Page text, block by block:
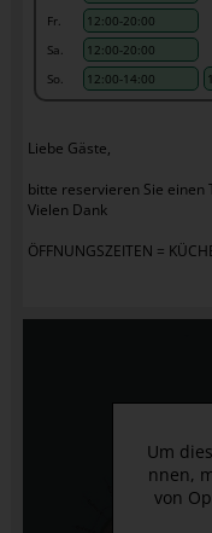
Fr.
12:00-20:00
Sa.
12:00-20:00
So.
12:00-14:00
Liebe Gäste,
bitte reservieren Sie einen
Vielen Dank
ÖFFNUNGSZEITEN =
Um
nnen,
von